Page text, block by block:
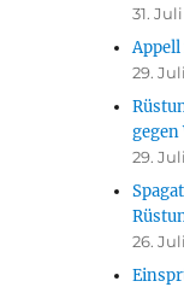
31.
29.
29.
26.